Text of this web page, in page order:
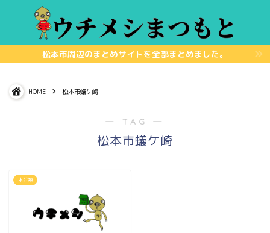
松本市周辺のまとめサイトを全部まとめました。
HOME 松本市蟻ケ崎
― TAG ―
松本市蟻ケ崎
未分類